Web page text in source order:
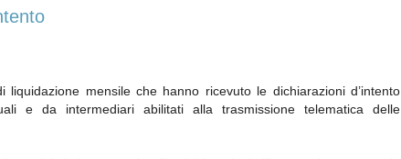
liquidazione mensile che hanno ricevuto le dichiarazioni d’intento
e da intermediari abilitati alla trasmissione telematica delle